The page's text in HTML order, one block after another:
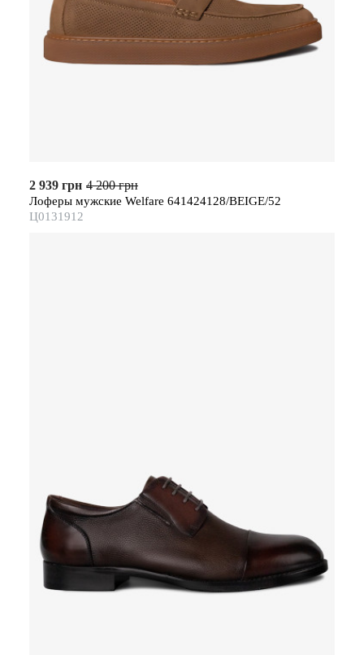
2 939 грн 4 200 грн
Лоферы мужские Welfare 641424128/BEIGE/52
Ц0131912